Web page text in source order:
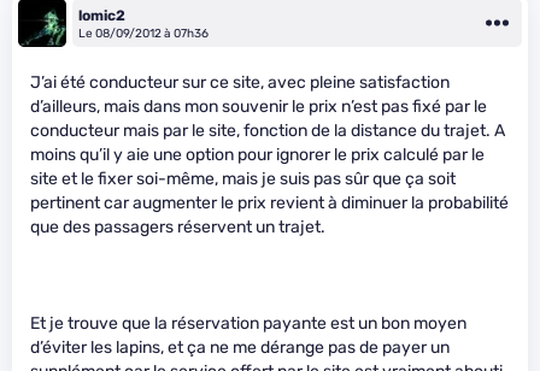
lomic2
Le 08/09/2012 à 07h36
J’ai été conducteur sur ce site, avec pleine satisfaction
d’ailleurs, mais dans mon souvenir le prix n’est pas fixé par le
conducteur mais par le site, fonction de la distance du trajet. A
moins qu’il y aie une option pour ignorer le prix calculé par le
site et le fixer soi-même, mais je suis pas sûr que ça soit
pertinent car augmenter le prix revient à diminuer la probabilité
que des passagers réservent un trajet.
Et je trouve que la réservation payante est un bon moyen
d’éviter les lapins, et ça ne me dérange pas de payer un